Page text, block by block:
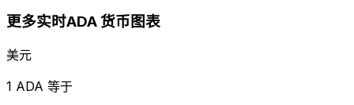
更多实时ADA 货币图表
美元
1 ADA 等于